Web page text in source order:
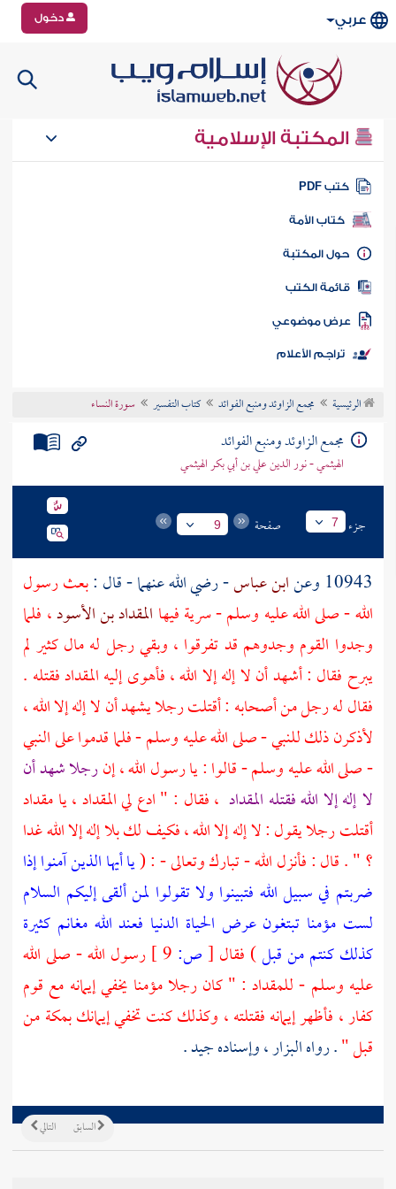
عربي دخول
المكتبة الإسلامية
كتب PDF
كتاب الأمة
المكتبة
الكتب
موضوعي
تراجم الأعلام
الرئيسية مجمع الزاوئد ومنبع الفوائد كتاب التفسير سورة النساء
مجمع الزاوئد ومنبع الفوائد
الهيثمي - نور الدين علي بن أبي بكر الهيثمي
جزء 7 صفحة 9
10943 وعن ابن عباس- رضي الله عنهما - قال :بعث رسول
الله - صلى الله عليه وسلم - سرية فيها المقداد بن الأسود، فلما
وجدوا القوم وجدوهم قد تفرقوا ، وبقي رجل له مال كثير لم
يبرح فقال : أشهد أن لا إله إلا الله ، فأهوى إليهالمقدادفقتله .
فقال له رجل من أصحابه : أقتلت رجلا يشهد أن لا إله إلا الله ،
لأذكرن ذلك للنبي - صلى الله عليه وسلم - فلما قدموا على النبي
- صلى الله عليه وسلم - قالوا : يا رسول الله ، إنرجلا شهد أن
لا إله إلا الله فقتله المقداد ، فقال : " ادع ليالمقداد، يامقداد
أقتلت رجلا يقول : لا إله إلا الله ، فكيف لك بلا إله إلا الله غدا
؟ " . قال : فأنزل الله - تبارك وتعالى - : (يا أيها الذين آمنوا إذا
ضربتم في سبيل الله فتبينوا ولا تقولوا لمن ألقى إليكم السلام
لست مؤمنا تبتغون عرض الحياة الدنيا فعند الله مغانم كثيرة
كذلك كنتم من قبل) فقال [ص:
رسول الله - صلى الله
عليه وسلم -للمقداد : " كان رجلا مؤمنا يخفي إيمانه مع قوم
كفار ، فأظهر إيمانه فقتلته ، وكذلك كنت تخفي إيمانكبمكةمن
قبل ". رواهالبزار، وإسناده جيد .
التالي السابق